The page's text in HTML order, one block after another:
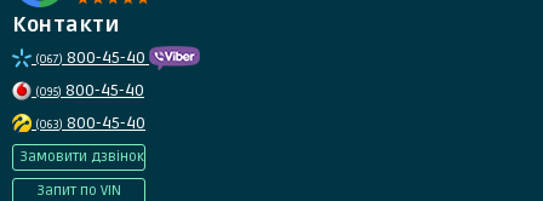
Контакти
(067) 800-45-40
(095) 800-45-40
(063) 800-45-40
Замовити дзвінок
Запит по VIN